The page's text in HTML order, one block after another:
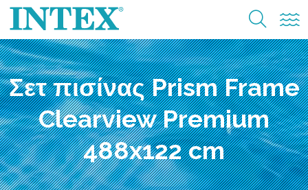
Σετ πισίνας Prism Frame
Clearview Premium
488x122 cm